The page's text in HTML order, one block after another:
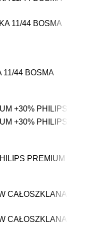
11/44 BOSMA
PREMIUM